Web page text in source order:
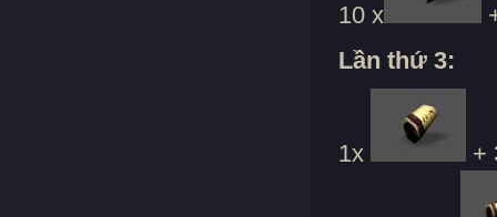
10 x
Lần thứ 3:
1x +